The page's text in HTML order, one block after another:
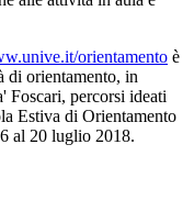
orientamento è
di orientamento, in
Foscari, percorsi ideati
Estiva di Orientamento
al 20 luglio 2018.